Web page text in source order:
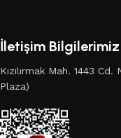
İletişim Bilgilerimiz
Kızılırmak Mah. 1443
Plaza)